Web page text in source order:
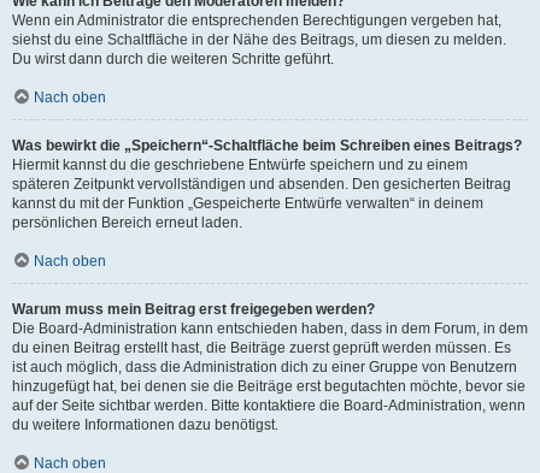
Wenn ein Administrator die entsprechenden Berechtigungen vergeben hat,
siehst du eine Schaltfläche in der Nähe des Beitrags, um diesen zu melden.
Du wirst dann durch die weiteren Schritte geführt.
Nach oben
Was bewirkt die „Speichern“-Schaltfläche beim Schreiben eines Beitrags?
Hiermit kannst du die geschriebene Entwürfe speichern und zu einem
späteren Zeitpunkt vervollständigen und absenden. Den gesicherten Beitrag
kannst du mit der Funktion „Gespeicherte Entwürfe verwalten“ in deinem
persönlichen Bereich erneut laden.
Nach oben
Warum muss mein Beitrag erst freigegeben werden?
Die Board-Administration kann entschieden haben, dass in dem Forum, in dem
du einen Beitrag erstellt hast, die Beiträge zuerst geprüft werden müssen. Es
ist auch möglich, dass die Administration dich zu einer Gruppe von Benutzern
hinzugefügt hat, bei denen sie die Beiträge erst begutachten möchte, bevor sie
auf der Seite sichtbar werden. Bitte kontaktiere die Board-Administration, wenn
du weitere Informationen dazu benötigst.
Nach oben